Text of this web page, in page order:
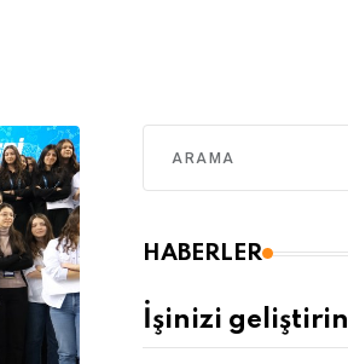
HABERLER
İşinizi geliştirin